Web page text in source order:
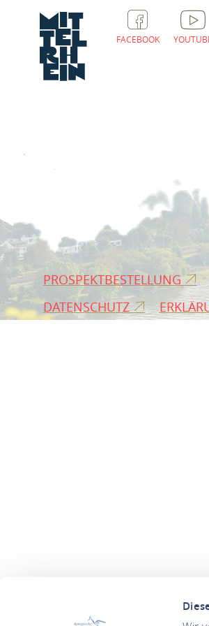
FACEBOOK
PROSPEKTBESTELLUNG
DATENSCHUTZ